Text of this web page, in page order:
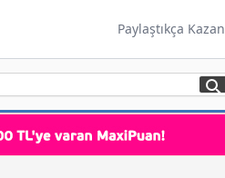
Paylaştıkça Kazan